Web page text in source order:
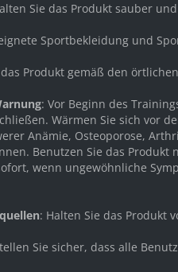
Sie das Produkt sauber
Sportbekleidung und
das Produkt gemäß den
: Vor Beginn des
Wärmen Sie sich vor
Anämie, Osteoporose,
Benutzen Sie das
wenn ungewöhnliche
: Halten Sie das Produkt
Sie sicher, dass alle